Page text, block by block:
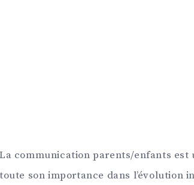
La communication parents/enfants
toute son importance dans l’évolution